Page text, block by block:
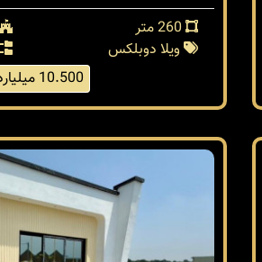
260 متر
ویلا دوبلکس
10.500 میلیارد